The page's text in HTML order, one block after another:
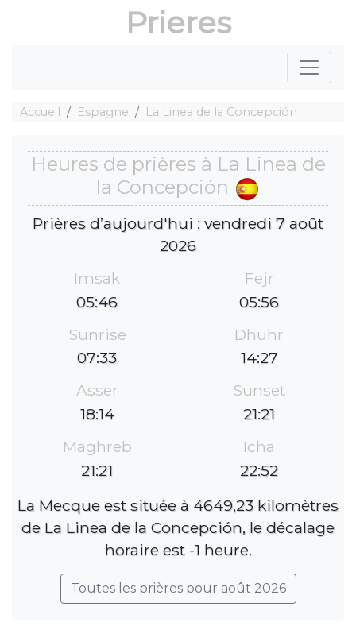
Prieres
Accueil Espagne La Linea de la Concepción
Heures de prières à La Linea de
la Concepción
Prières d’aujourd'hui : vendredi 7 août
2026
Imsak
05:46
Fejr
05:56
Sunrise
07:33
Dhuhr
14:27
Asser
18:14
Sunset
21:21
Maghreb
21:21
Icha
22:52
La Mecque est située à 4649,23 kilomètres
de La Linea de la Concepción, le décalage
horaire est -1 heure.
Toutes les prières pour août 2026